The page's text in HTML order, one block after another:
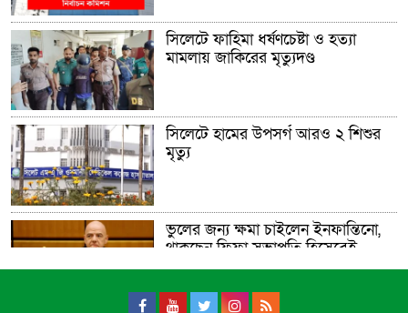
সিলেটে ফাহিমা ধর্ষণচেষ্টা ও হত্যা
মামলায় জাকিরের মৃত্যুদণ্ড
সিলেটে হামের উপসর্গ আরও ২ শিশুর
মৃত্যু
ভুলের জন্য ক্ষমা চাইলেন ইনফান্তিনো,
থাকছেন ফিফা সভাপতি হিসেবেই